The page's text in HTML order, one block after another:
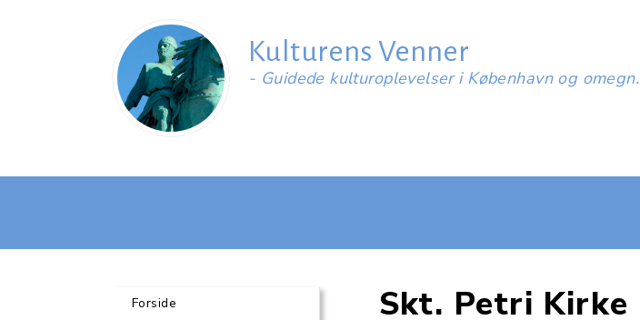
Kulturens Venner
- Guidede kulturoplevelser i København og omegn.
Forside
Skt. Petri Kirke